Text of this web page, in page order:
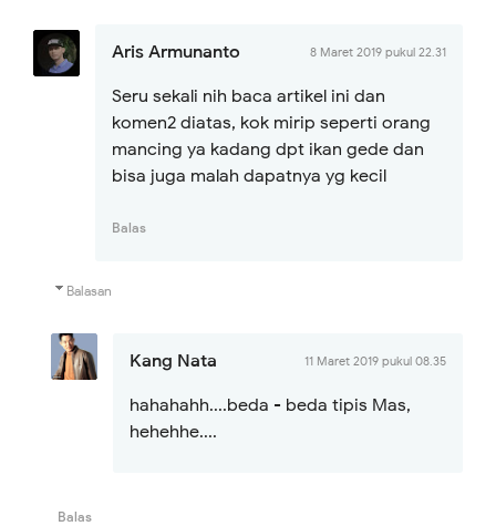
Aris Armunanto 8 Maret 2019 pukul 22.31
Seru sekali nih baca artikel ini dan
komen2 diatas, kok mirip seperti orang
mancing ya kadang dpt ikan gede dan
bisa juga malah dapatnya yg kecil
Balas
Balasan
Kang Nata 11 Maret 2019 pukul 08.35
hahahahh....beda - beda tipis Mas,
hehehhe....
Balas